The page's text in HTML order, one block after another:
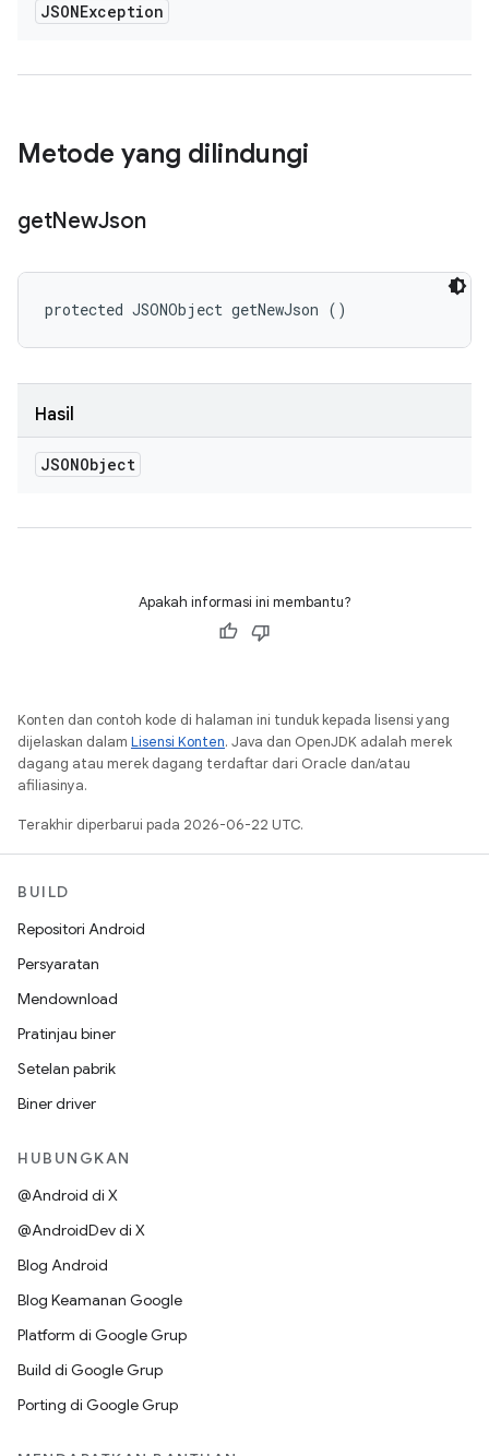
JSONException
Metode yang dilindungi
getNewJson
protected JSONObject getNewJson ()
Hasil
JSONObject
Apakah informasi ini membantu?
Konten dan contoh kode di halaman ini tunduk kepada lisensi yang
dijelaskan dalam Lisensi Konten. Java dan OpenJDK adalah merek
dagang atau merek dagang terdaftar dari Oracle dan/atau
afiliasinya.
Terakhir diperbarui pada 2026-06-22 UTC.
BUILD
Repositori Android
Persyaratan
Mendownload
Pratinjau biner
Setelan pabrik
Biner driver
HUBUNGKAN
@Android di X
@AndroidDev di X
Blog Android
Blog Keamanan Google
Platform di Google Grup
Build di Google Grup
Porting di Google Grup